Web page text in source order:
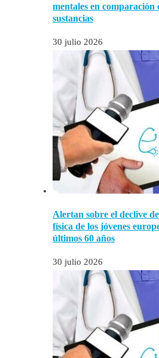
mentales en comparación
sustancias
30 julio 2026
Alertan sobre el declive
física de los jóvenes
últimos 60 años
30 julio 2026